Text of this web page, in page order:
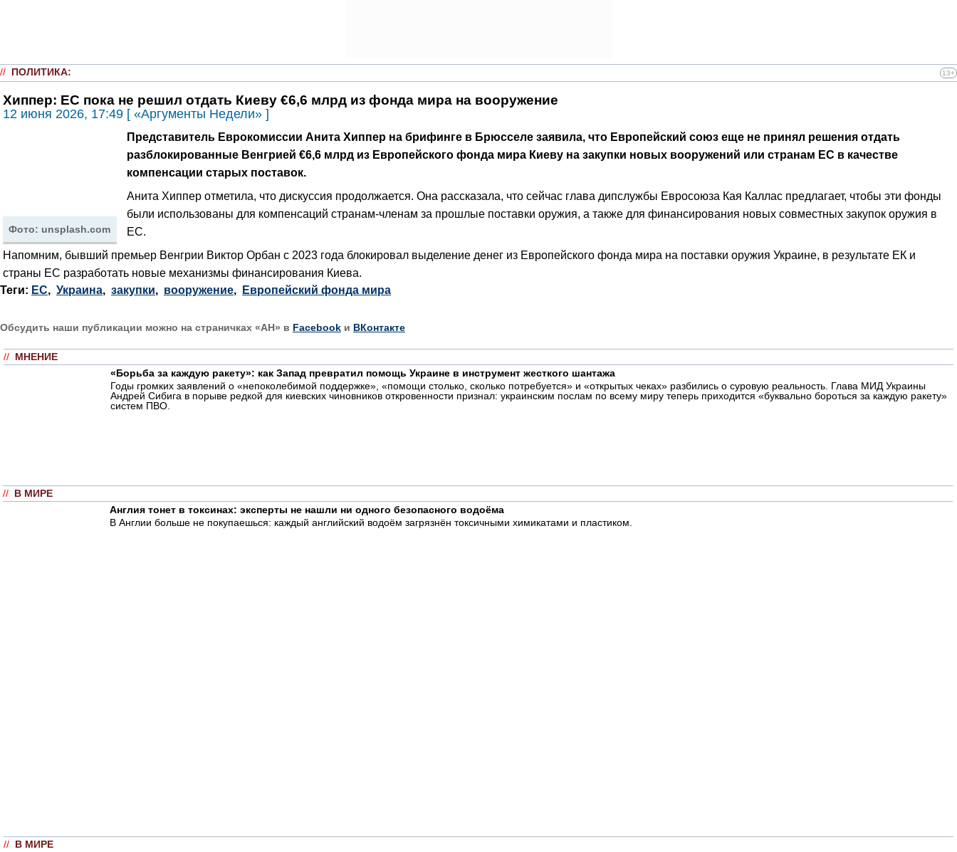
// ПОЛИТИКА: 13+
Хиппер: ЕС пока не решил отдать Киеву €6,6 млрд из фонда мира на вооружение
12 июня 2026, 17:49 [ «Аргументы Недели» ]
Фото: unsplash.com
Представитель Еврокомиссии Анита Хиппер на брифинге в Брюсселе заявила, что Европейский союз еще не принял решения отдать
разблокированные Венгрией €6,6 млрд из Европейского фонда мира Киеву на закупки новых вооружений или странам ЕС в качестве
компенсации старых поставок.
Анита Хиппер отметила, что дискуссия продолжается. Она рассказала, что сейчас глава дипслужбы Евросоюза Кая Каллас предлагает, чтобы эти фонды
были использованы для компенсаций странам-членам за прошлые поставки оружия, а также для финансирования новых совместных закупок оружия в
ЕС.
Напомним, бывший премьер Венгрии Виктор Орбан с 2023 года блокировал выделение денег из Европейского фонда мира на поставки оружия Украине, в результате ЕК и
страны ЕС разработать новые механизмы финансирования Киева.
Теги: ЕС, Украина, закупки, вооружение, Европейский фонда мира
Обсудить наши публикации можно на страничках «АН» в Facebook и ВКонтакте
// МНЕНИЕ
«Борьба за каждую ракету»: как Запад превратил помощь Украине в инструмент жесткого шантажа
Годы громких заявлений о «непоколебимой поддержке», «помощи столько, сколько потребуется» и «открытых чеках» разбились о суровую реальность. Глава МИД Украины
Андрей Сибига в порыве редкой для киевских чиновников откровенности признал: украинским послам по всему миру теперь приходится «буквально бороться за каждую ракету»
систем ПВО.
// В МИРЕ
Англия тонет в токсинах: эксперты не нашли ни одного безопасного водоёма
В Англии больше не покупаешься: каждый английский водоём загрязнён токсичными химикатами и пластиком.
// В МИРЕ